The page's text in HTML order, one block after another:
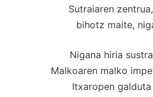
Sutraiaren
bihotz maite,
Nigana hiria
Malkoaren malko
Itxaropen